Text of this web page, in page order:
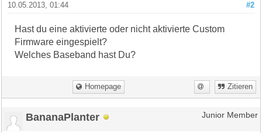
#2
10.05.2013, 01:44
Hast du eine aktivierte oder nicht aktivierte Custom
Firmware eingespielt?
Welches Baseband hast Du?
Homepage Zitieren
BananaPlanter Junior Member